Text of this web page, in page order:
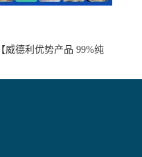
【威德利优势产品 99%纯